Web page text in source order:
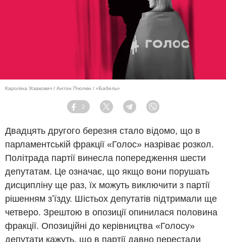
Кароліна Ускакович / Антон Пчолкін / «Бабель»
Facebook
2
Twitter TelegramViber
Двадцять другого березня стало відомо, що в
парламентській фракції «Голос» назріває розкол.
Політрада партії винесла попередження шести
депутатам. Це означає, що якщо вони порушать
дисципліну ще раз, їх можуть виключити з партії
рішенням зʼїзду. Шістьох депутатів підтримали ще
четверо. Зрештою в опозиції опинилася половина
фракції. Опозиційні до керівництва «Голосу»
депутати кажуть, що в партії давно перестали